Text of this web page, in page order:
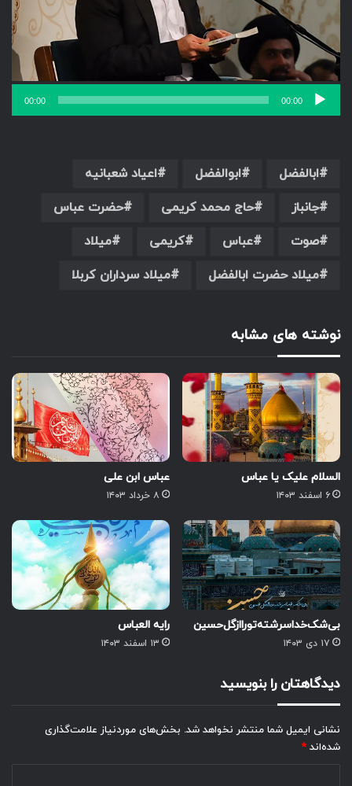
00:00
00:00
ابالفضل ابوالفضل
اعیاد شعبانیه
جانباز
حاج محمد کریمی
حضرت عباس
صوت
عباس کریمی
میلاد
میلاد حضرت ابالفضل
میلاد سرداران کربلا
نوشته های مشابه
السلام علیک یا عباس
۶ اسفند ۱۴۰۳
عباس ابن علی
۸ خرداد ۱۴۰۳
بی‌شک‌خدا‌سرشته‌تو‌را‌از‌گل‌حسین
۱۷ دی ۱۴۰۳
رایه العباس
۱۳ اسفند ۱۴۰۳
دیدگاهتان را بنویسید
نشانی ایمیل شما منتشر نخواهد شد. بخش‌های موردنیاز علامت‌گذاری
شده‌اند *